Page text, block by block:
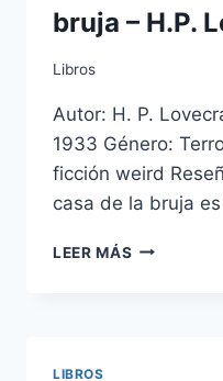
bruja – H.P.
Libros
Autor: H. P.
1933 Género:
ficción weird
casa de la bruja
LEER MÁS LOS
LIBROS